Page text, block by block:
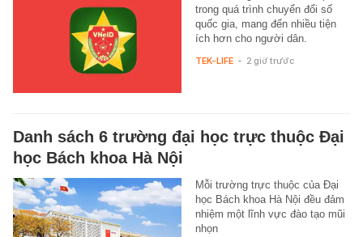
trong quá trình chuyển đổi số
quốc gia, mang đến nhiều tiện
ích hơn cho người dân.
TEK-LIFE - 2 giờ trước
Danh sách 6 trường đại học trực thuộc Đại
học Bách khoa Hà Nội
Mỗi trường trực thuộc của Đại
học Bách khoa Hà Nội đều đảm
nhiệm một lĩnh vực đào tạo mũi
nhọn